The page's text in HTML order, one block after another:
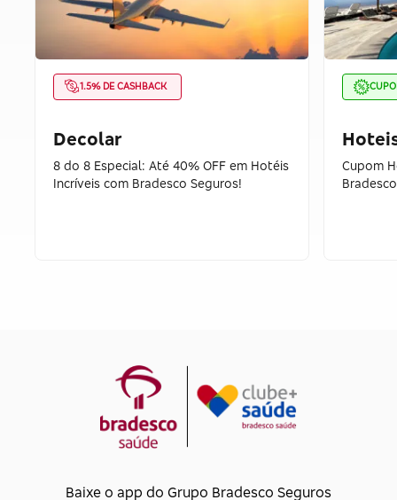
1.5% DE CASHBACK
Decolar
8 do 8 Especial: Até 40% OFF em Hotéis
Incríveis com Bradesco Seguros!
Cupom
Baixe o app do Grupo Bradesco Seguros